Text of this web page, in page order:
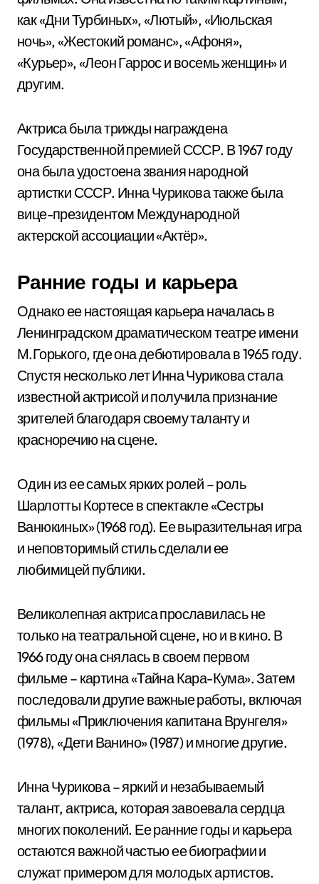
как «Дни Турбиных», «Лютый», «Июльская
ночь», «Жестокий романс», «Афоня»,
«Курьер», «Леон Гаррос и восемь женщин» и
другим.
Актриса была трижды награждена
Государственной премией СССР. В 1967 году
она была удостоена звания народной
артистки СССР. Инна Чурикова также была
вице-президентом Международной
актерской ассоциации «Актёр».
Ранние годы и карьера
Однако ее настоящая карьера началась в
Ленинградском драматическом театре имени
М.Горького, где она дебютировала в 1965 году.
Спустя несколько лет Инна Чурикова стала
известной актрисой и получила признание
зрителей благодаря своему таланту и
красноречию на сцене.
Один из ее самых ярких ролей – роль
Шарлотты Кортесе в спектакле «Сестры
Ванюкиных» (1968 год). Ее выразительная игра
и неповторимый стиль сделали ее
любимицей публики.
Великолепная актриса прославилась не
только на театральной сцене, но и в кино. В
1966 году она снялась в своем первом
фильме – картина «Тайна Кара-Кума». Затем
последовали другие важные работы, включая
фильмы «Приключения капитана Врунгеля»
(1978), «Дети Ванино» (1987) и многие другие.
Инна Чурикова – яркий и незабываемый
талант, актриса, которая завоевала сердца
многих поколений. Ее ранние годы и карьера
остаются важной частью ее биографии и
служат примером для молодых артистов.